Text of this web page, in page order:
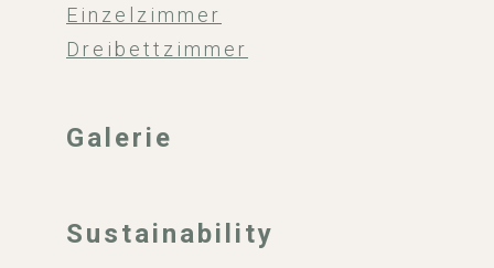
Einzelzimmer
Dreibettzimmer
Galerie
Sustainability